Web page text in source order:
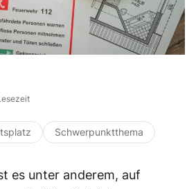
Schwerpunktthema
es unter anderem, auf